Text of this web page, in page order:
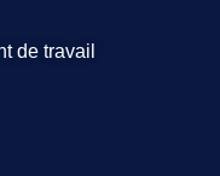
de travail